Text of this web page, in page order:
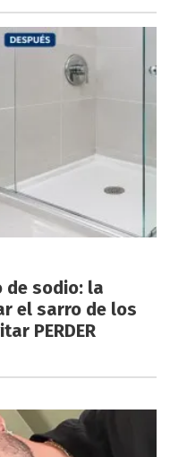
de sodio: la
el sarro de los
PERDER